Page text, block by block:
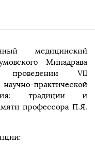
медицинский
Минздрава
VII
практической
традиции и
профессора П.Я.